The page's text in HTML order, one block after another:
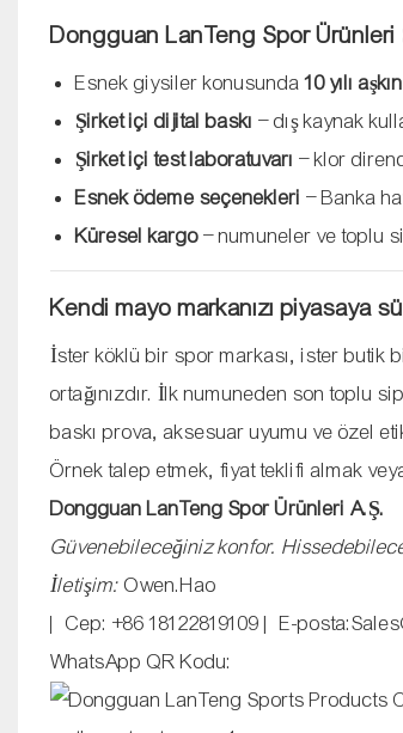
Dongguan LanTeng Spor
Esnek giysiler konusunda10 yılı aşkın
Şirket içi dijital baskı – dış kaynak
Şirket içi test laboratuvarı – klor
Esnek ödeme seçenekleri – Banka
Küresel kargo– numuneler ve toplu
Kendi mayo markanızı piyasaya
İster köklü bir spor markası, ister butik
ortağınızdır. İlk numuneden son toplu
baskı prova, aksesuar uyumu ve özel
Örnek talep etmek, fiyat teklifi almak
Dongguan LanTeng Spor Ürünleri A.Ş.
Güvenebileceğiniz konfor.
İletişim: Owen.Hao
| Cep: +86 18122819109 | E-
WhatsApp QR Kodu: